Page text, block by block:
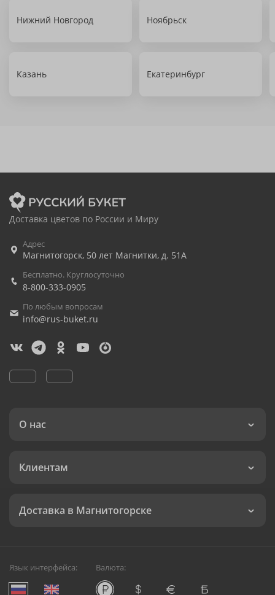
Нижний Новгород Ноябрьск
Казань Екатеринбург
Доставка цветов по России и Миру
Адрес
Магнитогорск, 50 лет Магнитки, д. 51А
Бесплатно. Круглосуточно
8-800-333-0905
По любым вопросам
info@rus-buket.ru
О нас
Клиентам
Доставка в Магнитогорске
Язык интерфейса: Валюта: